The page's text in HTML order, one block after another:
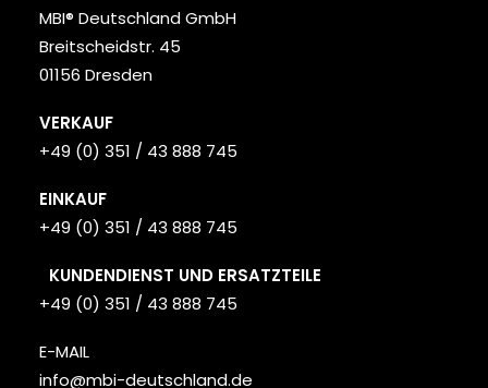
MBI® Deutschland GmbH
Breitscheidstr. 45
01156 Dresden
VERKAUF
+49 (0) 351 / 43 888 745
EINKAUF
+49 (0) 351 / 43 888 745
KUNDENDIENST UND ERSATZTEILE
+49 (0) 351 / 43 888 745
E-MAIL
info@mbi-deutschland.de